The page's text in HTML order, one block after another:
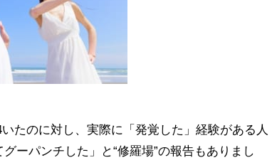
たのに対し、実際に「発覚した」経験がある人
ーパンチした」と“修羅場”の報告もありまし